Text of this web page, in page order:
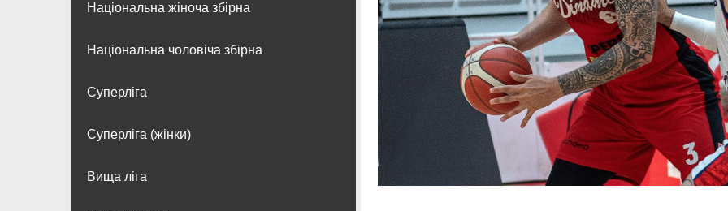
Національна жіноча збірна
Національна чоловіча збірна
Суперліга
Суперліга (жінки)
Вища лiга